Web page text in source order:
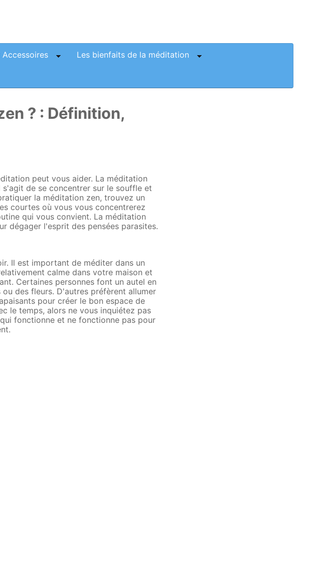
Accessoires Les bienfaits de la méditation
? : Définition,
peut vous aider. La méditation
de se concentrer sur le souffle et
la méditation zen, trouvez un
courtes où vous vous concentrerez
qui vous convient. La méditation
dégager l'esprit des pensées parasites.
Il est important de méditer dans un
calme dans votre maison et
Certaines personnes font un autel en
des fleurs. D'autres préfèrent allumer
pour créer le bon espace de
le temps, alors ne vous inquiétez pas
fonctionne et ne fonctionne pas pour